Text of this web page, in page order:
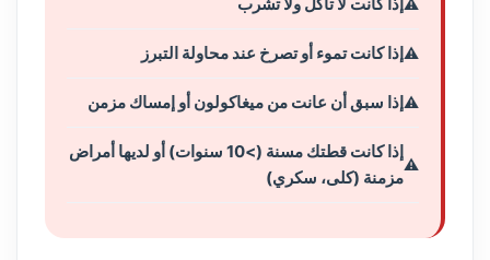
إذا كانت تموء أو تصرخ عند محاولة التبرز
إذا سبق أن عانت من ميغاكولون أو إمساك مزمن
إذا كانت قطتك مسنة (>10 سنوات) أو لديها أمراض
مزمنة (كلى، سكري)